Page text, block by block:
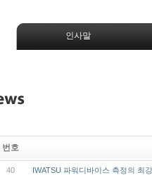
인사말
번호
40 IWATSU 파워디바이스 측정의 최